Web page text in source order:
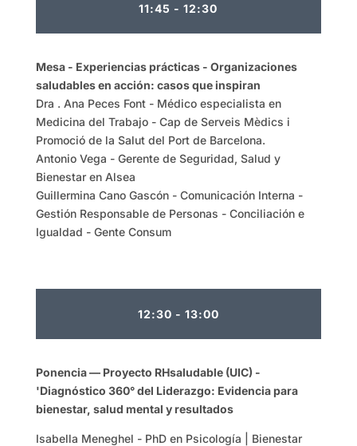
11:45 - 12:30
Mesa - Experiencias prácticas - Organizaciones
saludables en acción: casos que inspiran
Dra . Ana Peces Font - Médico especialista en
Medicina del Trabajo - Cap de Serveis Mèdics i
Promoció de la Salut del Port de Barcelona.
Antonio Vega - Gerente de Seguridad, Salud y
Bienestar en Alsea
Guillermina Cano Gascón - Comunicación Interna -
Gestión Responsable de Personas - Conciliación e
Igualdad - Gente Consum
12:30 - 13:00
Ponencia — Proyecto RHsaludable (UIC) -
'Diagnóstico 360° del Liderazgo: Evidencia para
bienestar, salud mental y resultados
Isabella Meneghel - PhD en Psicología | Bienestar